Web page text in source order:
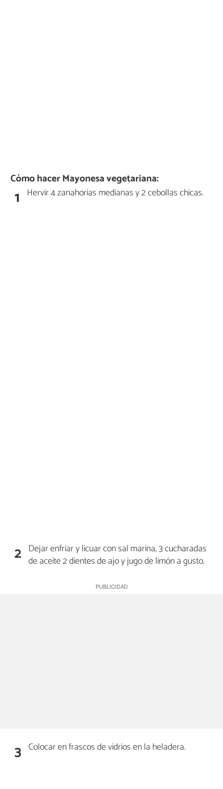
Cómo hacer Mayonesa vegetariana:
1 Hervir 4 zanahorias medianas y 2 cebollas chicas.
2 Dejar enfriar y licuar con sal marina, 3 cucharadas
de aceite 2 dientes de ajo y jugo de limón a gusto.
3 Colocar en frascos de vidrios en la heladera.